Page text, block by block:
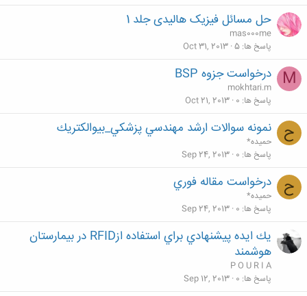
حل مسائل فیزیک هالیدی جلد 1
mas000me
پاسخ ها 5
Oct 31, 2013
M درخواست جزوه BSP
mokhtari.m
پاسخ ها 0
Oct 21, 2013
ح نمونه سوالات ارشد مهندسي پزشكي_بيوالكتريك
حميده*
پاسخ ها 0
Sep 24, 2013
ح درخواست مقاله فوري
حميده*
پاسخ ها 0
Sep 24, 2013
يك ايده پيشنهادي براي استفاده ازRFID در بيمارستان
هوشمند
P O U R I A
پاسخ ها 0
Sep 12, 2013